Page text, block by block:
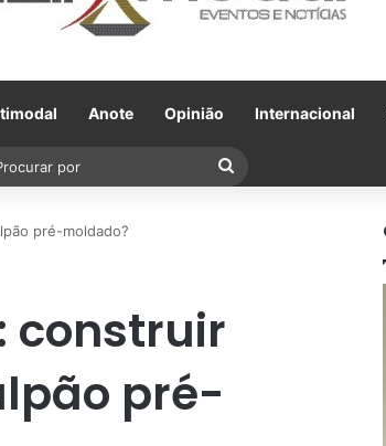
Anote Opinião Internacional
Procurar
pré-moldado?
construir
pré-